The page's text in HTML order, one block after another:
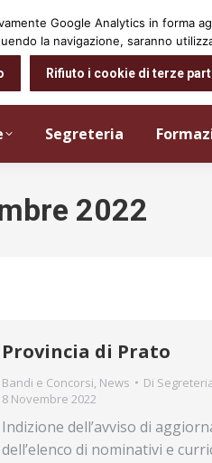
Segreteria
2022
Provincia di Prato
Bandi e Concorsi, News Di
8 Novembre 2022
Indizione dell’avviso di
dell’elenco di nominativi e
Google Analytics in forma
la navigazione, saranno
Rifiuto i cookie di terze